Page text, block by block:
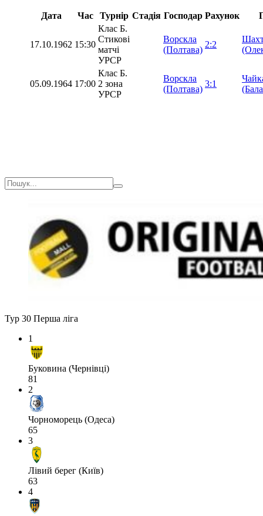
Дата Час Турнір Стадія Господар Рахунок
17.10.1962 15:30
Клас Б.
Стикові
матчі
УРСР
Ворскла
(Полтава)
2:2
05.09.1964 17:00
Клас Б.
2 зона
УРСР
Ворскла
(Полтава)
3:1
Тур 30 Перша ліга
1
Буковина (Чернівці)
81
2
Чорноморець (Одеса)
65
3
Лівий берег (Київ)
63
4